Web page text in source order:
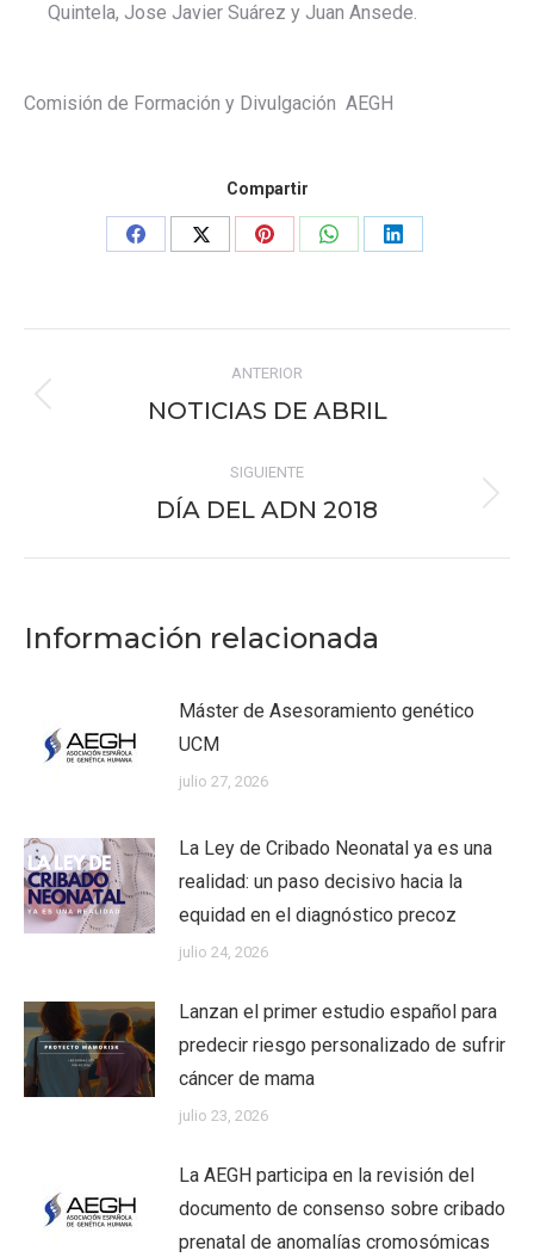
Quintela, Jose Javier Suárez y Juan Ansede.
Comisión de Formación y Divulgación AEGH
Compartir
Share
Share
Share
Share
Share
entre
ANTERIOR
Publicación
NOTICIAS DE ABRIL
SIGUIENTE
Publicación
DÍA DEL ADN 2018
Información relacionada
Máster de Asesoramiento genético
UCM
julio 27, 2026
La Ley de Cribado Neonatal ya es una
realidad: un paso decisivo hacia la
equidad en el diagnóstico precoz
julio 24, 2026
Lanzan el primer estudio español para
predecir riesgo personalizado de sufrir
cáncer de mama
julio 23, 2026
La AEGH participa en la revisión del
documento de consenso sobre cribado
prenatal de anomalías cromosómicas